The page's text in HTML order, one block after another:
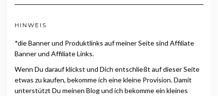
HINWEIS
*die Banner und Produktlinks auf meiner Seite sind Affiliate
Banner und Affiliate Links.
Wenn Du darauf klickst und Dich entschließt auf dieser Seite
etwas zu kaufen, bekomme ich eine kleine Provision. Damit
unterstützt Du meinen Blog und ich bekomme ein kleines